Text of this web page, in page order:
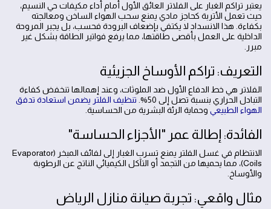
يعتبر تراكم الغبار على الفلاتر العائق الأول أمام أداء مكيفات حي النسيم،
حيث تعمل الأتربة كحاجز مادي يمنع سحب الهواء الساخن ومعالجته
بكفاءة. هذا الانسداد لا يكتفي بإضعاف البرودة فحسب، بل يجبر المروحة
الداخلية على العمل بأقصى طاقتها، مما يرفع فواتير الطاقة بشكل غير
مبرر.
التعريف: تراكم الأوساخ الجزيئية
الفلاتر هي خط الدفاع الأول ضد الملوثات، وعند إهمالها تنخفض كفاءة
التبادل الحراري بنسبة تصل إلى 50%.
تنظيف الفلتر يضمن استعادة تدفق
الهواء الطبيعي وحماية الرئة البشرية من الحساسية.
الفائدة: إطالة عمر "الأجزاء الحساسة"
الانتظام في غسل الفلتر يمنع تسرب الغبار إلى لفائف المبخر (Evaporator
Coils)، مما يحميها من التجمد أو التآكل الكيميائي الناتج عن الرطوبة
والأوساخ.
مثال واقعي: تجربة صيانة منازل الرياض